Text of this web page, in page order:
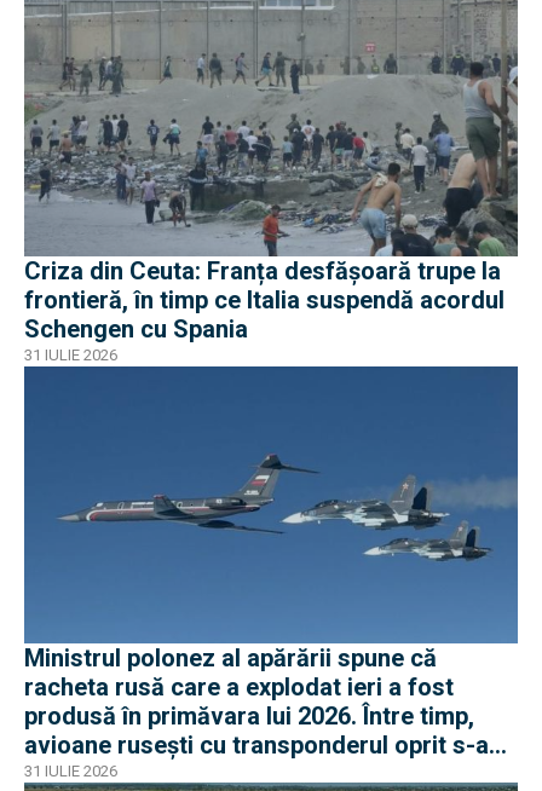
Criza din Ceuta: Franța desfășoară trupe la
frontieră, în timp ce Italia suspendă acordul
Schengen cu Spania
31 IULIE 2026
Ministrul polonez al apărării spune că
racheta rusă care a explodat ieri a fost
produsă în primăvara lui 2026. Între timp,
avioane rusești cu transponderul oprit s-au
apropiat de frontiera Poloniei
31 IULIE 2026